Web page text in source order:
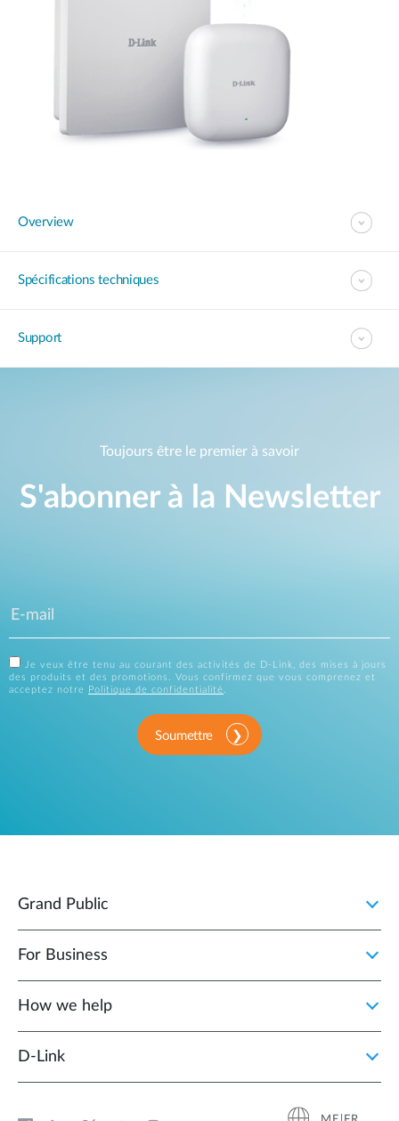
Overview
Spécifications techniques
Support
Toujours être le premier à savoir
S'abonner à la Newsletter
Je veux être tenu au courant des activités de D-Link, des mises à jours
des produits et des promotions. Vous confirmez que vous comprenez et
acceptez notre
Politique de confidentialité
Soumettre
Grand Public
For Business
How we help
D‑Link